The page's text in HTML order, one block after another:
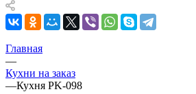
Главная
—
Кухни на заказ
—Кухня PK-098